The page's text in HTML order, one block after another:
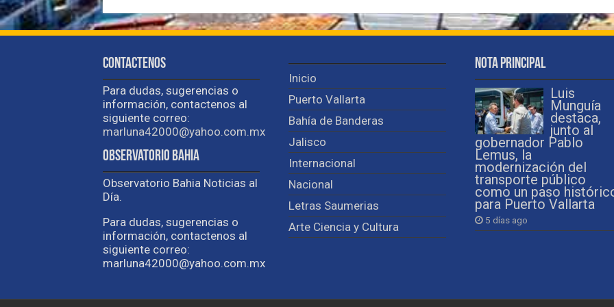
Contactenos
Para dudas, sugerencias o
información, contactenos al
siguiente correo:
marluna42000@yahoo.com.mx
Observatorio Bahia
Observatorio Bahia Noticias al
Día.
Para dudas, sugerencias o
información, contactenos al
siguiente correo:
marluna42000@yahoo.com.mx
Inicio
Puerto Vallarta
Bahía de Banderas
Jalisco
Internacional
Nacional
Letras Saumerias
Arte Ciencia y Cultura
Nota Principal
Luis
Munguía
destaca,
junto al
gobernador Pablo
Lemus, la
modernización del
transporte público
como un paso
para Puerto Vallarta
5 días ago